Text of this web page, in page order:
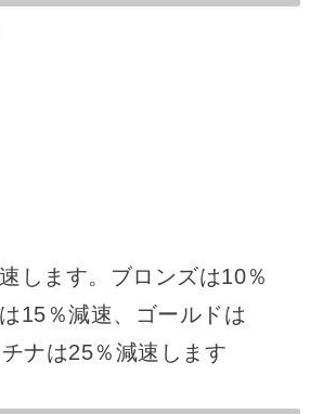
します。ブロンズは10％
15％減速、ゴールドは
ナは25％減速します